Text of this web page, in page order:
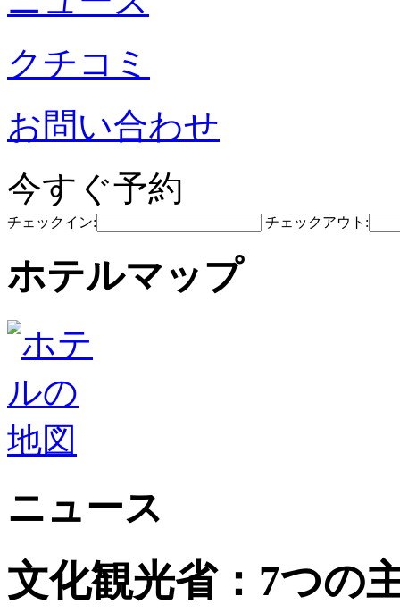
クチコミ
お問い合わせ
今すぐ予約
チェックイン: チェックアウト:
ホテルマップ
ニュース
文化観光省：7つの